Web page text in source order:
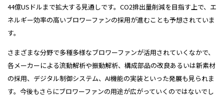
44億USドルまで拡大する見通しです。CO2排出量削減を目指す上で、エ
ネルギー効率の高いブロワーファンの採用が進むことも予想されていま
す。
さまざまな分野で多種多様なブロワーファンが活用されていくなかで、
各メーカーによる流動解析や振動解析、構成部品の改良あるいは新素材
の採用、デジタル制御システム、AI機能の実装といった発展も見られま
す。今後もさらにブロワーファンの用途が広がっていくのではないでし